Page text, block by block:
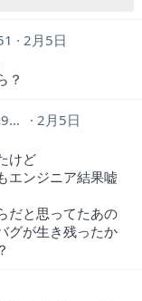
2月5日
？
2月5日
けど
エンジニア結果嘘
だと思ってたあの
グが生き残ったか